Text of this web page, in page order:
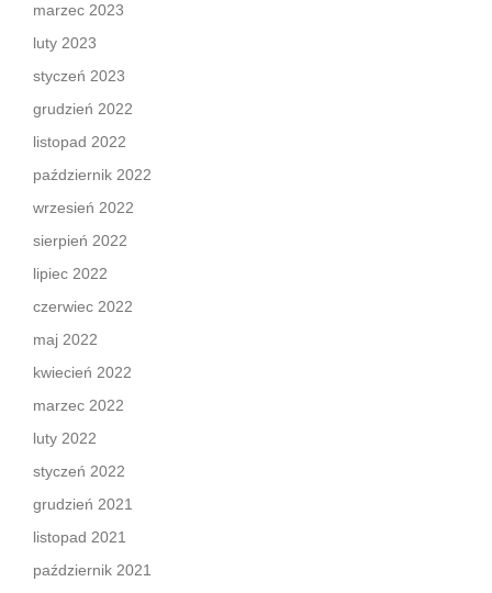
marzec 2023
luty 2023
styczeń 2023
grudzień 2022
listopad 2022
październik 2022
wrzesień 2022
sierpień 2022
lipiec 2022
czerwiec 2022
maj 2022
kwiecień 2022
marzec 2022
luty 2022
styczeń 2022
grudzień 2021
listopad 2021
październik 2021